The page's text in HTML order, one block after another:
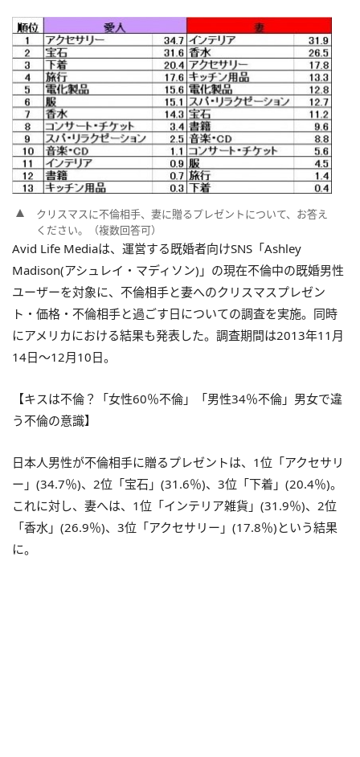
クリスマスに不倫相手、妻に贈るプレゼントについて、お答え
ください。（複数回答可）
Avid Life Mediaは、運営する既婚者向けSNS「Ashley
Madison(アシュレイ・マディソン)」の現在不倫中の既婚男性
ユーザーを対象に、不倫相手と妻へのクリスマスプレゼン
ト・価格・不倫相手と過ごす日についての調査を実施。同時
にアメリカにおける結果も発表した。調査期間は2013年11月
14日～12月10日。
【キスは不倫？「女性60％不倫」「男性34％不倫」男女で違
う不倫の意識】
日本人男性が不倫相手に贈るプレゼントは、1位「アクセサリ
ー」(34.7％)、2位「宝石」(31.6％)、3位「下着」(20.4％)。
これに対し、妻へは、1位「インテリア雑貨」(31.9％)、2位
「香水」(26.9％)、3位「アクセサリー」(17.8％)という結果
に。